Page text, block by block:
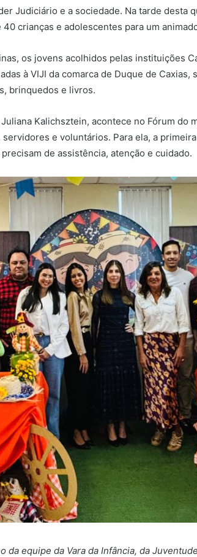
Judiciário e a sociedade. Na tarde desta
crianças e adolescentes para um
os jovens acolhidos pelas instituições
à VIJI da comarca de Duque de
brinquedos e livros.
Kalichsztein, acontece no Fórum
e voluntários. Para ela, a
de assistência, atenção e cuidado.
da Vara da Infância, da Juventude